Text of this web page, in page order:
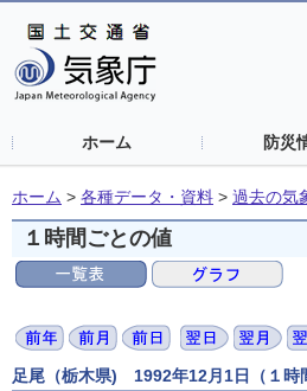
ホーム 防災
ホーム > 各種データ・資料 > 過去の気
１時間ごとの値
足尾（栃木県) 1992年12月1日（１時